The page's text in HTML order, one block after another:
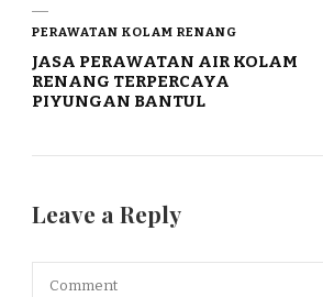
PERAWATAN KOLAM RENANG
JASA PERAWATAN AIR KOLAM
RENANG TERPERCAYA
PIYUNGAN BANTUL
Leave a Reply